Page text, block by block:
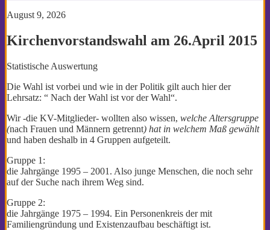
August 9, 2026
Kirchenvorstandswahl am 26.April 2015
Statistische Auswertung
Die Wahl ist vorbei und wie in der Politik gilt auch hier der
Lehrsatz: “ Nach der Wahl ist vor der Wahl“.
Wir -die KV-Mitglieder- wollten also wissen, welche Altersgruppe
(nach Frauen und Männern getrennt) hat in welchem Maß gewählt
und haben deshalb in 4 Gruppen aufgeteilt.
Gruppe 1:
die Jahrgänge 1995 – 2001. Also junge Menschen, die noch sehr
auf der Suche nach ihrem Weg sind.
Gruppe 2:
die Jahrgänge 1975 – 1994. Ein Personenkreis der mit
Familiengründung und Existenzaufbau beschäftigt ist.